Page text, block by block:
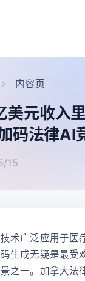
内容页
元收入里
码法律AI
15
术广泛应用于医
生成无疑是最受
之一。加拿大法